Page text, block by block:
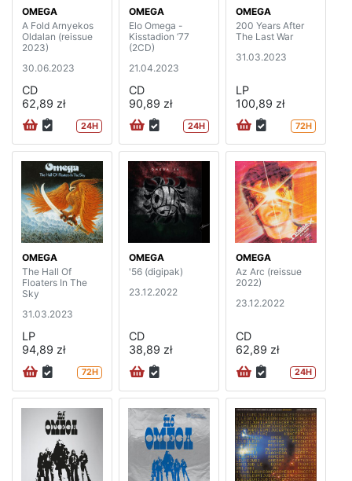
OMEGA
A Fold Arnyekos
Oldalan (reissue
2023)
30.06.2023
CD
62,89 zł
24H
OMEGA
Elo Omega -
Kisstadion ‘77
(2CD)
21.04.2023
CD
90,89 zł
24H
OMEGA
200 Years After
The Last War
31.03.2023
LP
100,89 zł
72H
OMEGA
The Hall Of
Floaters In The
Sky
31.03.2023
LP
94,89 zł
72H
OMEGA
'56 (digipak)
23.12.2022
CD
38,89 zł
OMEGA
Az Arc (reissue
2022)
23.12.2022
CD
62,89 zł
24H